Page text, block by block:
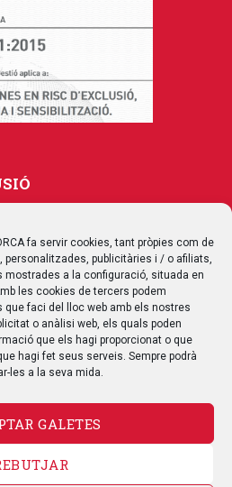
fa servir cookies, tant pròpies com de
publicitàries i / o afiliats,
a la configuració, situada en
les cookies de tercers podem
faci del lloc web amb els nostres
o anàlisi web, els quals poden
que els hagi proporcionat o que
hagi fet seus serveis. Sempre podrà
les a la seva mida.
GALETES